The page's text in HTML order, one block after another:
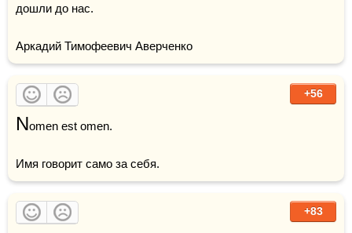
дошли до нас.
Аркадий Тимофеевич Аверченко
+56
Nomen est omen.
Имя говорит само за себя.
+83